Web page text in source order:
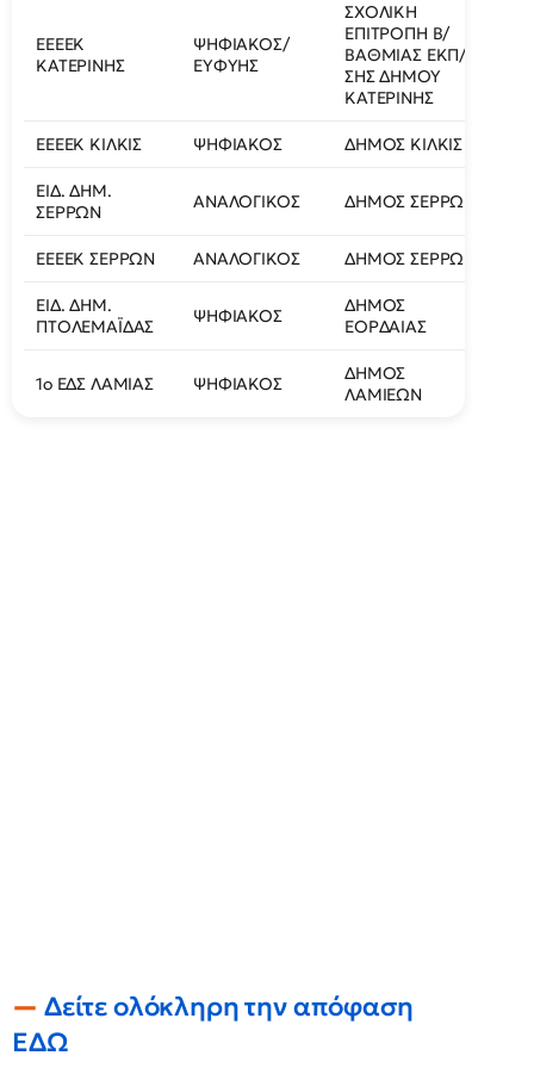
ΕΕΕΕΚ
ΚΑΤΕΡΙΝΗΣ
ΨΗΦΙΑΚΟΣ/
ΕΥΦΥΗΣ
ΣΧΟΛΙΚΗ
ΕΠΙΤΡΟΠΗ Β/
ΒΑΘΜΙΑΣ ΕΚΠ/
ΣΗΣ ΔΗΜΟΥ
ΚΑΤΕΡΙΝΗΣ
ΕΕΕΕΚ ΚΙΛΚΙΣ ΨΗΦΙΑΚΟΣ ΔΗΜΟΣ ΚΙΛΚΙΣ
ΕΙΔ. ΔΗΜ.
ΣΕΡΡΩΝ
ΑΝΑΛΟΓΙΚΟΣ ΔΗΜΟΣ ΣΕΡΡΩΝ
ΕΕΕΕΚ ΣΕΡΡΩΝ ΑΝΑΛΟΓΙΚΟΣ ΔΗΜΟΣ ΣΕΡΡΩΝ
ΕΙΔ. ΔΗΜ.
ΠΤΟΛΕΜΑΪΔΑΣ
ΨΗΦΙΑΚΟΣ
ΔΗΜΟΣ
ΕΟΡΔΑΙΑΣ
1ο ΕΔΣ ΛΑΜΙΑΣ ΨΗΦΙΑΚΟΣ
ΔΗΜΟΣ
ΛΑΜΙΕΩΝ
Δείτε ολόκληρη την απόφαση
ΕΔΩ